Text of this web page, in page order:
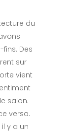
du
Des
sur
vient
salon.
versa.
y a un